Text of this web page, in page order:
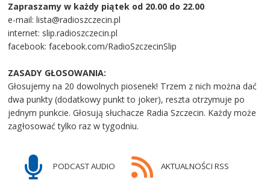
Zapraszamy w każdy piątek od 20.00 do 22.00
e-mail: lista@radioszczecin.pl
internet: slip.radioszczecin.pl
facebook: facebook.com/RadioSzczecinSlip
ZASADY GŁOSOWANIA:
Głosujemy na 20 dowolnych piosenek! Trzem z nich można dać
dwa punkty (dodatkowy punkt to joker), reszta otrzymuje po
jednym punkcie. Głosują słuchacze Radia Szczecin. Każdy może
zagłosować tylko raz w tygodniu.
PODCAST AUDIO AKTUALNOŚCI RSS